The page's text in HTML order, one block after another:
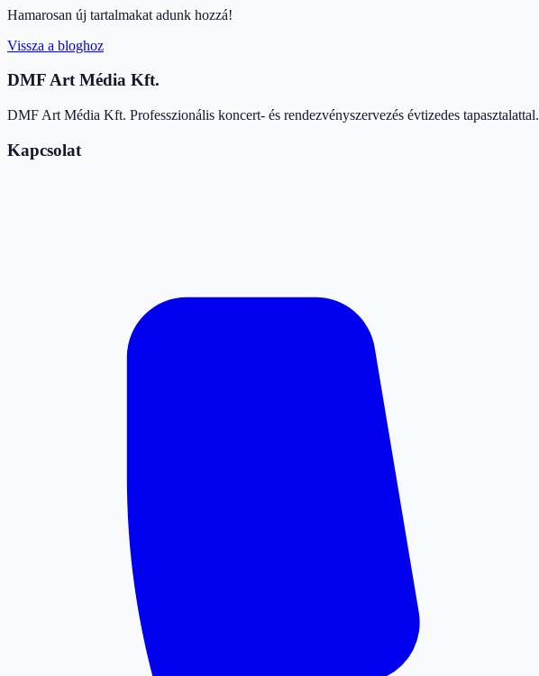
Hamarosan új tartalmakat adunk hozzá!
Vissza a bloghoz
DMF Art Média Kft.
DMF Art Média Kft. Professzionális koncert- és rendezvényszervezés évtizedes tapasztalattal.
Kapcsolat